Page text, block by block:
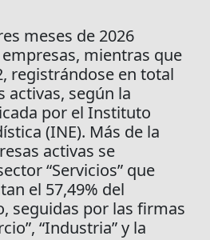
meses de 2026
empresas, mientras que
registrándose en total
activas, según la
por el Instituto
(INE). Más de la
activas se
“Servicios” que
el 57,49% del
seguidas por las firmas
“Industria” y la